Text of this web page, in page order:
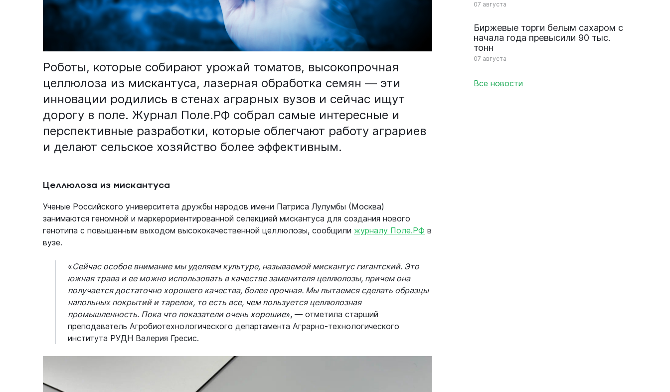
Роботы, которые собирают урожай томатов, высокопрочная
целлюлоза из мискантуса, лазерная обработка семян — эти
инновации родились в стенах аграрных вузов и сейчас ищут
дорогу в поле. Журнал Поле.РФ собрал самые интересные и
перспективные разработки, которые облегчают работу аграриев
и делают сельское хозяйство более эффективным.
Целлюлоза из мискантуса
Ученые Российского университета дружбы народов имени Патриса Лулумбы (Москва)
занимаются геномной и маркерориентированной селекцией мискантуса для создания нового
генотипа с повышенным выходом высококачественной целлюлозы, сообщили журналу Поле.РФ в
вузе.
«Сейчас особое внимание мы уделяем культуре, называемой мискантус гигантский. Это
южная трава и ее можно использовать в качестве заменителя целлюлозы, причем она
получается достаточно хорошего качества, более прочная. Мы пытаемся сделать образцы
напольных покрытий и тарелок, то есть все, чем пользуется целлюлозная
промышленность. Пока что показатели очень хорошие», — отметила старший
преподаватель Агробиотехнологического департамента Аграрно-технологического
института РУДН Валерия Гресис.
07 августа
Биржевые торги белым сахаром с
начала года превысили 90 тыс.
тонн
07 августа
Все новости